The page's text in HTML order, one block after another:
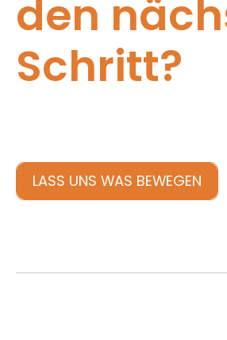
den
Schritt?
LASS UNS WAS BEWEGEN